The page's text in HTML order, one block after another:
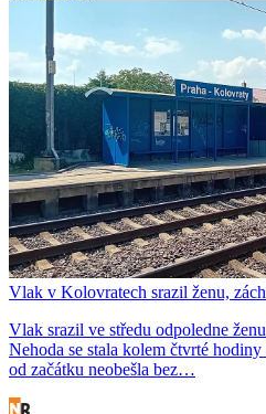
Vlak v Kolovratech srazil ženu,
Vlak srazil ve středu odpoledne
Nehoda se stala kolem čtvrté
od začátku neobešla bez…